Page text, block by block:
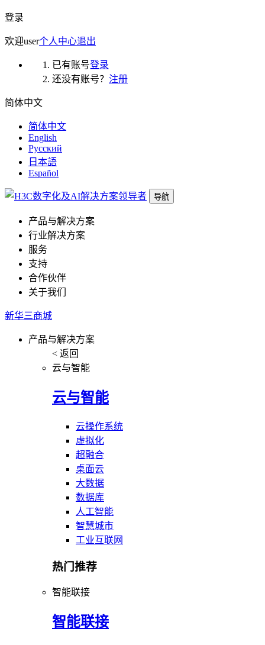
登录
欢迎user个人中心退出
已有账号登录
还没有账号？ 注册
简体中文
简体中文
English
Русский
日本語
Español
导航
产品与解决方案
行业解决方案
服务
支持
合作伙伴
关于我们
新华三商城
产品与解决方案
< 返回
云与智能
云与智能
云操作系统
虚拟化
超融合
桌面云
大数据
数据库
人工智能
智慧城市
工业互联网
热门推荐
智能联接
智能联接